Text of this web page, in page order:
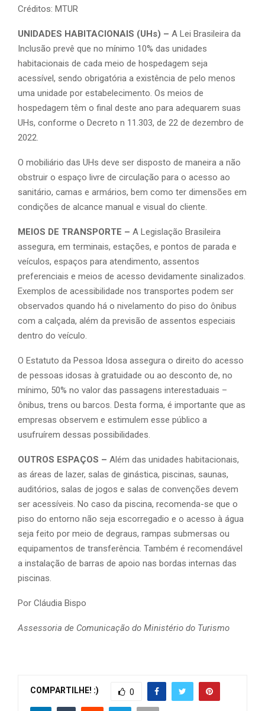
Créditos: MTUR
UNIDADES HABITACIONAIS (UHs) – A Lei Brasileira da
Inclusão prevê que no mínimo 10% das unidades
habitacionais de cada meio de hospedagem seja
acessível, sendo obrigatória a existência de pelo menos
uma unidade por estabelecimento. Os meios de
hospedagem têm o final deste ano para adequarem suas
UHs, conforme o Decreto n 11.303, de 22 de dezembro de
2022.
O mobiliário das UHs deve ser disposto de maneira a não
obstruir o espaço livre de circulação para o acesso ao
sanitário, camas e armários, bem como ter dimensões em
condições de alcance manual e visual do cliente.
MEIOS DE TRANSPORTE – A Legislação Brasileira
assegura, em terminais, estações, e pontos de parada e
veículos, espaços para atendimento, assentos
preferenciais e meios de acesso devidamente sinalizados.
Exemplos de acessibilidade nos transportes podem ser
observados quando há o nivelamento do piso do ônibus
com a calçada, além da previsão de assentos especiais
dentro do veículo.
O Estatuto da Pessoa Idosa assegura o direito do acesso
de pessoas idosas à gratuidade ou ao desconto de, no
mínimo, 50% no valor das passagens interestaduais –
ônibus, trens ou barcos. Desta forma, é importante que as
empresas observem e estimulem esse público a
usufruírem dessas possibilidades.
OUTROS ESPAÇOS – Além das unidades habitacionais,
as áreas de lazer, salas de ginástica, piscinas, saunas,
auditórios, salas de jogos e salas de convenções devem
ser acessíveis. No caso da piscina, recomenda-se que o
piso do entorno não seja escorregadio e o acesso à água
seja feito por meio de degraus, rampas submersas ou
equipamentos de transferência. Também é recomendável
a instalação de barras de apoio nas bordas internas das
piscinas.
Por Cláudia Bispo
Assessoria de Comunicação do Ministério do Turismo
COMPARTILHE! :) 0